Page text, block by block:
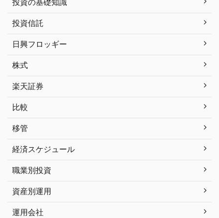
投資の基礎知識
投資信託
日興フロッギー
株式
楽天証券
比較
移管
経済スケジュール
職業別投資
資産別運用
運用会社